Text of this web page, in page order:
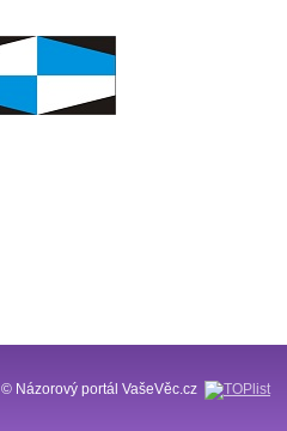
© Názorový portál VašeVěc.cz